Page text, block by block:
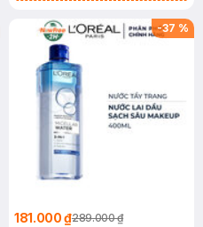
-37 %
181.000 ₫289.000 ₫